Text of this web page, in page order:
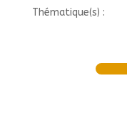
Thématique(s) :